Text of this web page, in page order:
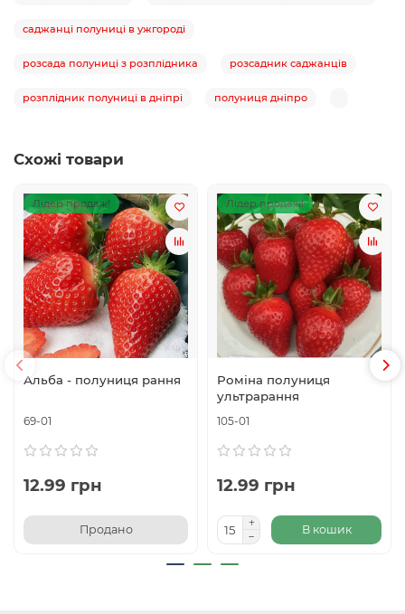
саджанці полуниці в ужгороді
розсада полуниці з розплідника розсадник саджанців
розплідник полуниці в дніпрі полуниця дніпро
Схожі товари
Лідер продаж!
Альба - полуниця рання
69-01
12.99 грн
Продано
Лідер продаж!
Роміна полуниця
ультрарання
105-01
12.99 грн
В кошик